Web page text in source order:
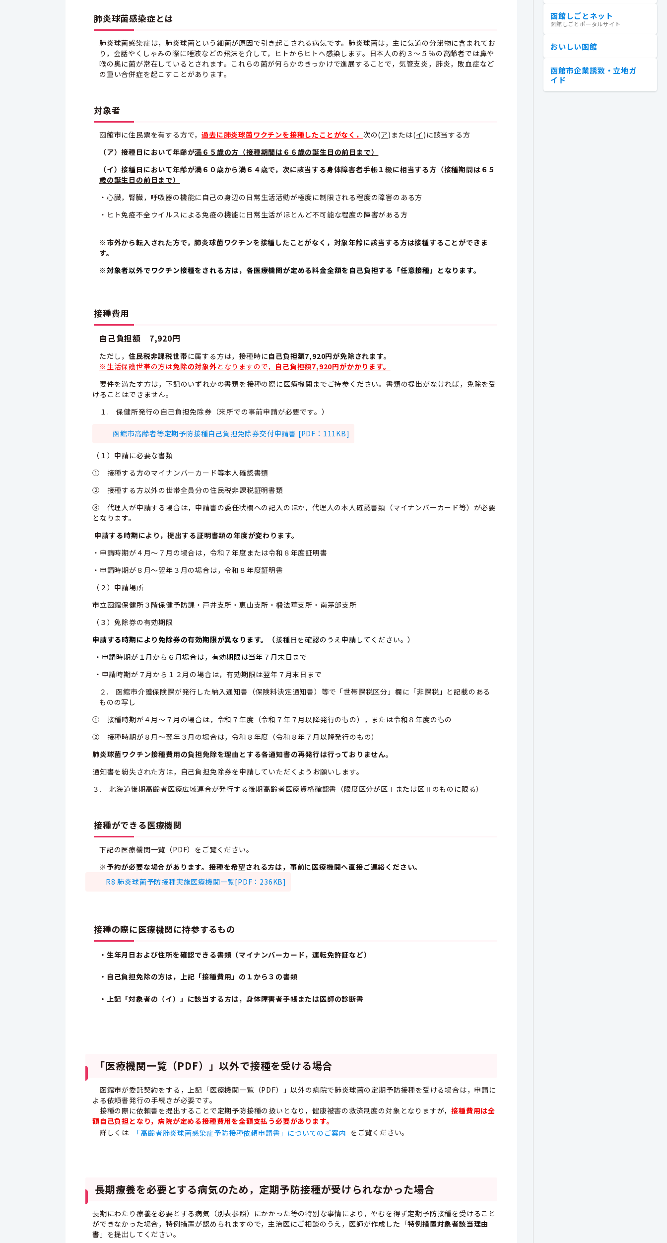
肺炎球菌感染症とは
肺炎球菌感染症は，肺炎球菌という細菌が原因で引き起こされる病気です。肺炎球菌は，主に気道の分泌物に含まれてお
り，会話やくしゃみの際に唾液などの飛沫を介して，ヒトからヒトへ感染します。日本人の約３～５％の高齢者では鼻や
喉の奥に菌が常在しているとされます。これらの菌が何らかのきっかけで進展することで，気管支炎，肺炎，敗血症など
の重い合併症を起こすことがあります。
対象者
函館市に住民票を有する方で，過去に肺炎球菌ワクチンを接種したことがなく， 次の(ア)または(イ )に該当する方
（ア）接種日において年齢が満６５歳の方（接種期間は６６歳の誕生日の前日まで）
（イ）接種日において年齢が満６０歳から満６４歳で， 次に該当する身体障害者手帳１級に相当する方（接種期間は６５
歳の誕生日の前日まで）
・心臓，腎臓，呼吸器の機能に自己の身辺の日常生活活動が極度に制限される程度の障害のある方
・ヒト免疫不全ウイルスによる免疫の機能に日常生活がほとんど不可能な程度の障害がある方
※市外から転入された方で，肺炎球菌ワクチンを接種したことがなく，対象年齢に該当する方は接種することができま
す。
※対象者以外でワクチン接種をされる方は，各医療機関が定める料金全額を自己負担する「任意接種」 となります。
接種費用
自己負担額 7,920円
ただし，住民税非課税世帯 に属する方は，接種時に自己負担額7,920円が免除されます。
※生活保護世帯の方は免除の対象外となりますので， 自己負担額7,920円がかかります。
要件を満たす方は，下記のいずれかの書類を接種の際に医療機関までご持参ください。 書類の提出がなければ，免除を受
けることはできません。
１. 保健所発行の自己負担免除券（来所での事前申請が必要です。）
函館市高齢者等定期予防接種自己負担免除券交付申請書 [PDF：111KB]
（１）申請に必要な書類
① 接種する方のマイナンバーカード等本人確認書類
② 接種する方以外の世帯全員分の住民税非課税証明書類
③ 代理人が申請する場合は， 申請書の委任状欄への記入のほか，代理人の本人確認書類（マイナンバーカード等）が必要
となります。
申請する時期により，提出する証明書類の年度が変わります。
・申請時期が４月～７月の場合は，令和７年度または令和８年度証明書
・申請時期が８月～翌年３月の場合は，令和８年度証明書
（２）申請場所
市立函館保健所３階保健予防課・戸井支所・恵山支所・椴法華支所・南茅部支所
（３）免除券の有効期限
申請する時期により免除券の有効期限が異なります。（接種日を確認のうえ申請してください。）
・申請時期が１月から６月場合は，有効期限は当年７月末日まで
・申請時期が７月から１２月の場合は，有効期限は翌年７月末日まで
２. 函館市介護保険課が発行した納入通知書（保険料決定通知書）等で「世帯課税区分」欄に「非課税」と記載のある
ものの写し
① 接種時期が４月～７月の場合は，令和７年度（令和７年７月以降発行のもの），または令和８年度のもの
② 接種時期が８月～翌年３月の場合は，令和８年度（令和８年７月以降発行のもの）
肺炎球菌ワクチン接種費用の負担免除を理由とする各通知書の再発行は行っておりません。
通知書を紛失された方は，自己負担免除券を申請していただくようお願いします。
３. 北海道後期高齢者医療広域連合が発行する後期高齢者医療資格確認書（限度区分が区Ⅰまたは区Ⅱのものに限る）
接種ができる医療機関
下記の医療機関一覧（PDF）をご覧ください。
※予約が必要な場合があります。接種を希望される方は，事前に医療機関へ直接ご連絡ください。
R8 肺炎球菌予防接種実施医療機関一覧[PDF：236KB]
接種の際に医療機関に持参するもの
・生年月日および住所を確認できる書類（マイナンバーカード，運転免許証など）
・自己負担免除の方は，上記「接種費用」の１から３の書類
・上記「対象者の（イ）」に該当する方は，身体障害者手帳または医師の診断書
「医療機関一覧（PDF）」以外で接種を受ける場合
函館市が委託契約をする，上記「医療機関一覧（PDF）」以外の病院で肺炎球菌の定期予防接種を受ける場合は，申請に
よる依頼書発行の手続きが必要です。
接種の際に依頼書を提出することで定期予防接種の扱いとなり，健康被害の救済制度の対象となりますが，接種費用は全
額自己負担となり，病院が定める接種費用を全額支払う必要があります。
詳しくは
「高齢者肺炎球菌感染症予防接種依頼申請書」についてのご案内 をご覧ください。
長期療養を必要とする病気のため，定期予防接種が受けられなかった場合
長期にわたり療養を必要とする病気（別表参照）にかかった等の特別な事情により，やむを得ず定期予防接種を受けること
ができなかった場合，特例措置が認められますので，主治医にご相談のうえ，医師が作成した「特例措置対象者該当理由
書 」を提出してください。
函館しごとネット
函館しごとポータルサイト
おいしい函館
函館市企業誘致・立地ガ
イド